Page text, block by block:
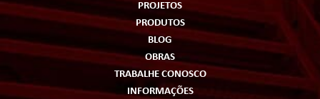
PROJETOS
PRODUTOS
BLOG
OBRAS
TRABALHE CONOSCO
INFORMAÇÕES